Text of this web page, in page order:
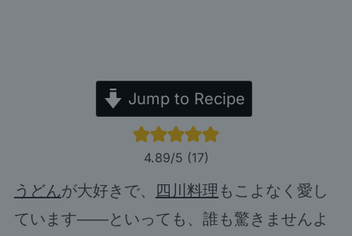
Jump to Recipe
4.89/5 (17)
うどんが大好きで、 四川料理 もこよなく愛し
ています――といっても、誰も驚きませんよ